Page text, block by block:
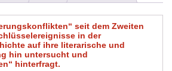
seit dem Zweiten
in der
auf ihre literarische und
hin untersucht und
hinterfragt.